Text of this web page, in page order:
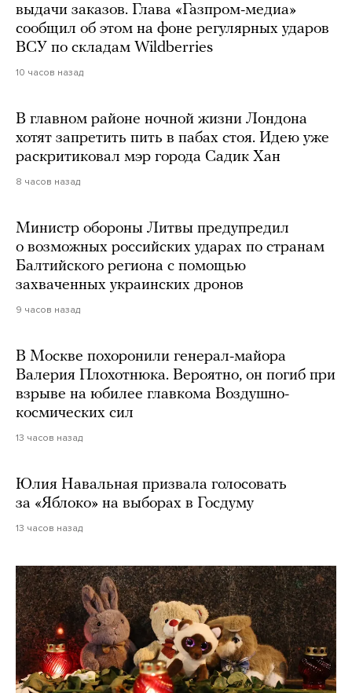
выдачи заказов. Глава «Газпром-медиа»
сообщил об этом на фоне регулярных ударов
ВСУ по складам Wildberries
10 часов назад
В главном районе ночной жизни Лондона
хотят запретить пить в пабах стоя. Идею уже
раскритиковал мэр города Садик Хан
8 часов назад
Министр обороны Литвы предупредил
о возможных российских ударах по странам
Балтийского региона с помощью
захваченных украинских дронов
9 часов назад
В Москве похоронили генерал-майора
Валерия Плохотнюка. Вероятно, он погиб при
взрыве на юбилее главкома Воздушно-
космических сил
13 часов назад
Юлия Навальная призвала голосовать
за «Яблоко» на выборах в Госдуму
13 часов назад